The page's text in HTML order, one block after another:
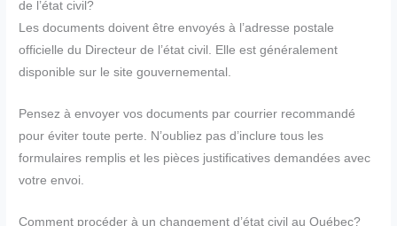
de l’état civil?
Les documents doivent être envoyés à l’adresse postale
officielle du Directeur de l’état civil. Elle est généralement
disponible sur le site gouvernemental.
Pensez à envoyer vos documents par courrier recommandé
pour éviter toute perte. N’oubliez pas d’inclure tous les
formulaires remplis et les pièces justificatives demandées avec
votre envoi.
Comment procéder à un changement d’état civil au Québec?